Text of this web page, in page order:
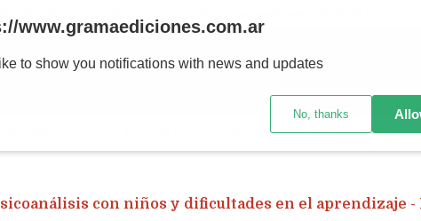
CÓMO COMPRAR LIBRERIA Y
con niños y dificultades en el aprendizaje
www.gramaediciones.com.ar
to show you notifications with news and updates
No, thanks